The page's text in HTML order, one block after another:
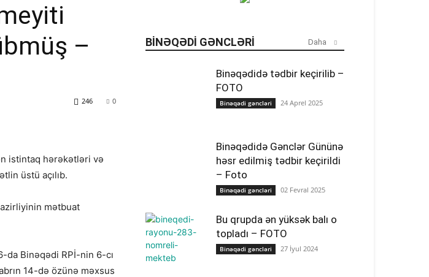
–
0
246
istintaq hərəkətləri və
üstü açılıb.
mətbuat
da Binəqədi RPİ-nin 6-cı
14-də özünə məxsus
BINƏQƏDI GƏNCLƏRI Daha
Binəqədidə tədbir keçirilib –
FOTO
Binəqədi gəncləri 24 Aprel 2025
Binəqədidə Gənclər Gününə
həsr edilmiş tədbir keçirildi
– Foto
Binəqədi gəncləri 02 Fevral 2025
Bu qrupda ən yüksək balı o
topladı – FOTO
Binəqədi gəncləri 27 İyul 2024